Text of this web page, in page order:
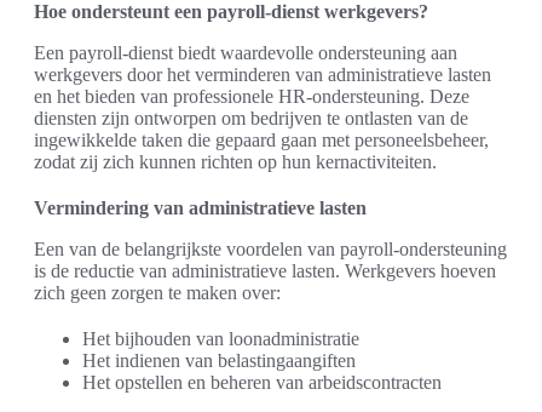
Hoe ondersteunt een payroll-dienst werkgevers?
Een payroll-dienst biedt waardevolle ondersteuning aan
werkgevers door het verminderen van administratieve lasten
en het bieden van professionele HR-ondersteuning. Deze
diensten zijn ontworpen om bedrijven te ontlasten van de
ingewikkelde taken die gepaard gaan met personeelsbeheer,
zodat zij zich kunnen richten op hun kernactiviteiten.
Vermindering van administratieve lasten
Een van de belangrijkste voordelen van payroll-ondersteuning
is de reductie van administratieve lasten. Werkgevers hoeven
zich geen zorgen te maken over:
Het bijhouden van loonadministratie
Het indienen van belastingaangiften
Het opstellen en beheren van arbeidscontracten